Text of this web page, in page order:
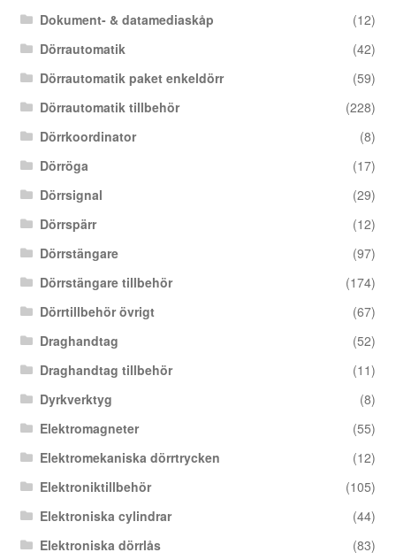
Dokument- & datamediaskåp
(12)
Dörrautomatik
(42)
Dörrautomatik paket enkeldörr
(59)
Dörrautomatik tillbehör
(228)
Dörrkoordinator
(8)
Dörröga
(17)
Dörrsignal
(29)
Dörrspärr
(12)
Dörrstängare
(97)
Dörrstängare tillbehör
(174)
Dörrtillbehör övrigt
(67)
Draghandtag
(52)
Draghandtag tillbehör
(11)
Dyrkverktyg
(8)
Elektromagneter
(55)
Elektromekaniska dörrtrycken
(12)
Elektroniktillbehör
(105)
Elektroniska cylindrar
(44)
Elektroniska dörrlås
(83)